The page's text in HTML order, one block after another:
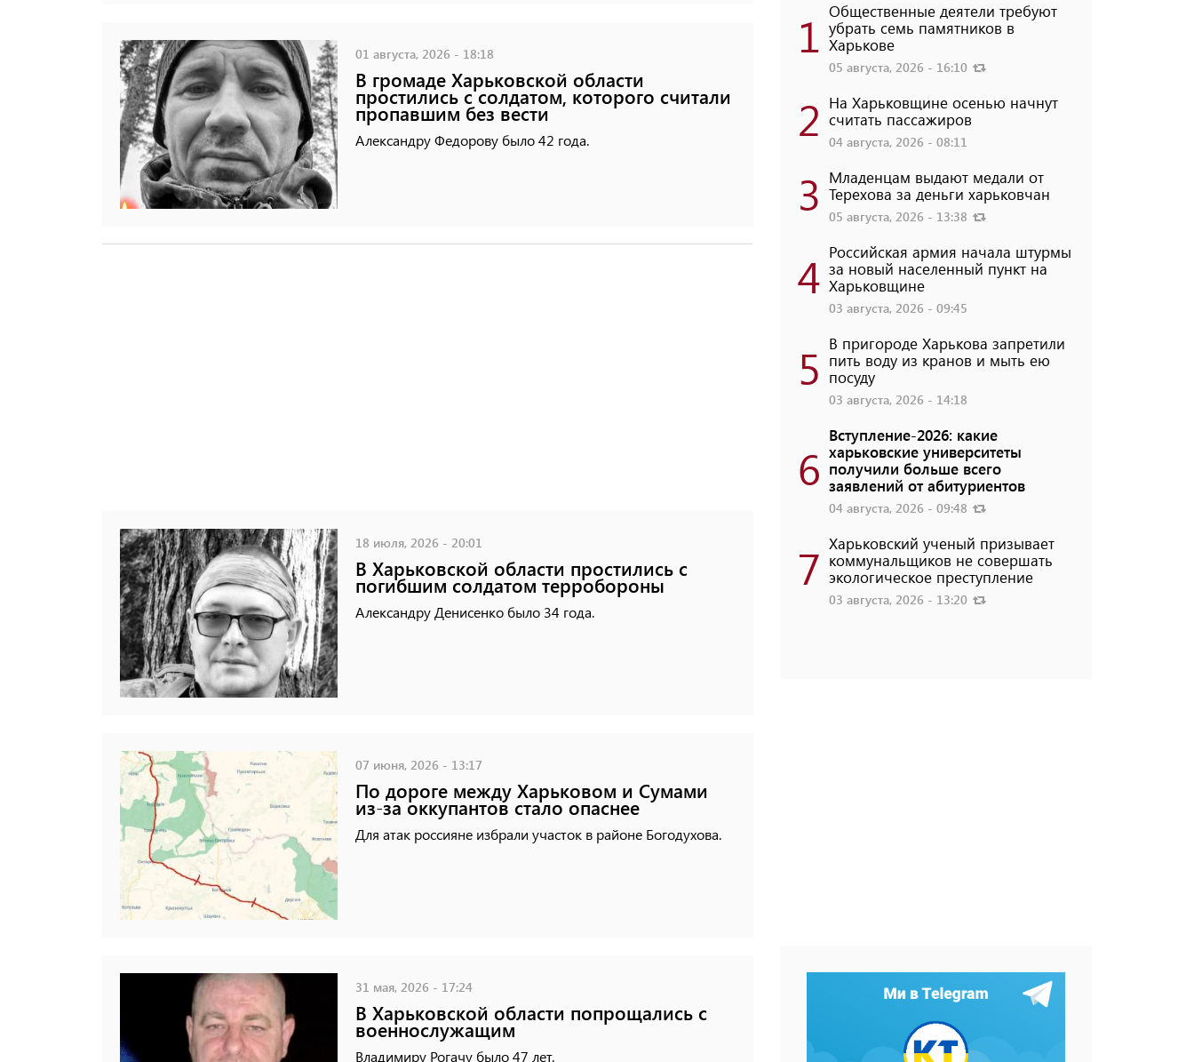
01 августа, 2026 - 18:18
В громаде Харьковской области
простились с солдатом, которого считали
пропавшим без вести
Александру Федорову было 42 года.
18 июля, 2026 - 20:01
В Харьковской области простились с
погибшим солдатом терробороны
Александру Денисенко было 34 года.
07 июня, 2026 - 13:17
По дороге между Харьковом и Сумами
из-за оккупантов стало опаснее
Для атак россияне избрали участок в районе Богодухова.
31 мая, 2026 - 17:24
В Харьковской области попрощались с
военнослужащим
Владимиру Рогачу было 47 лет.
1 Общественные деятели требуют
убрать семь памятников в
Харькове
05 августа, 2026 - 16:10
2 На Харьковщине осенью начнут
считать пассажиров
04 августа, 2026 - 08:11
3 Младенцам выдают медали от
Терехова за деньги харьковчан
05 августа, 2026 - 13:38
4 Российская армия начала штурмы
за новый населенный пункт на
Харьковщине
03 августа, 2026 - 09:45
5 В пригороде Харькова запретили
пить воду из кранов и мыть ею
посуду
03 августа, 2026 - 14:18
6
Вступление-2026: какие
харьковские университеты
получили больше всего
заявлений от абитуриентов
04 августа, 2026 - 09:48
7 Харьковский ученый призывает
коммунальщиков не совершать
экологическое преступление
03 августа, 2026 - 13:20